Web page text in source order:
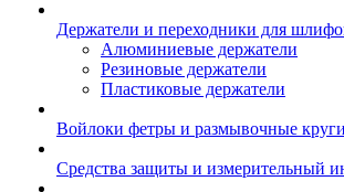
Держатели и переходники для
Алюминиевые держатели
Резиновые держатели
Пластиковые держатели
Войлоки фетры и размывочные
Средства защиты и измерительный